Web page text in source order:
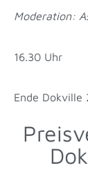
Moderation:
16.30 Uhr
Ende Dokville